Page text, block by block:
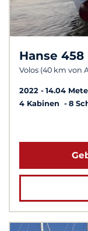
Hanse 458
Volos (40 km von
2022
14.04
4 Kabinen
8